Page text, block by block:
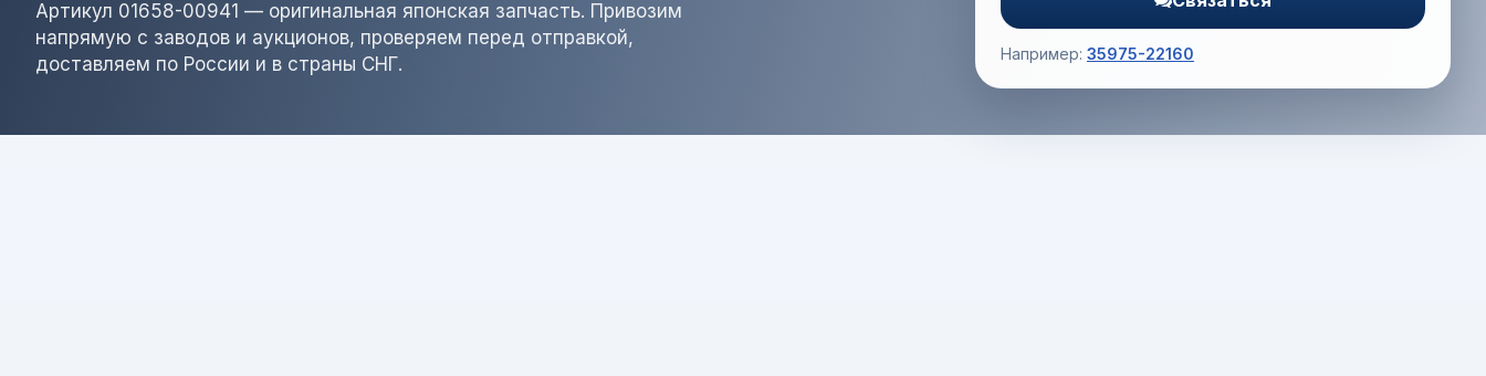
Артикул 01658-00941 — оригинальная японская запчасть. Привозим
напрямую с заводов и аукционов, проверяем перед отправкой,
доставляем по России и в страны СНГ.
Например: 35975-22160